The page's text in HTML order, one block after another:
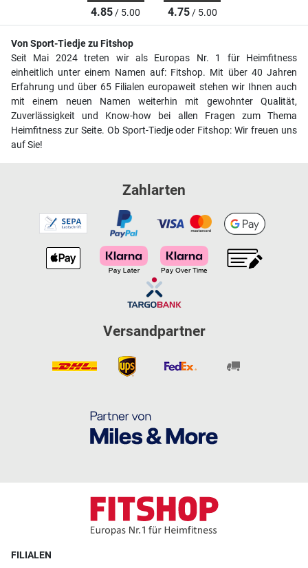
4.85/ 5.00 4.75/ 5.00
Von Sport-Tiedje zu Fitshop
Seit Mai 2024 treten wir als Europas Nr. 1 für Heimfitness
einheitlich unter einem Namen auf: Fitshop. Mit über 40 Jahren
Erfahrung und über 65 Filialen europaweit stehen wir Ihnen auch
mit einem neuen Namen weiterhin mit gewohnter Qualität,
Zuverlässigkeit und Know-how bei allen Fragen zum Thema
Heimfitness zur Seite. Ob Sport-Tiedje oder Fitshop: Wir freuen uns
auf Sie!
Zahlarten
Versandpartner
FILIALEN